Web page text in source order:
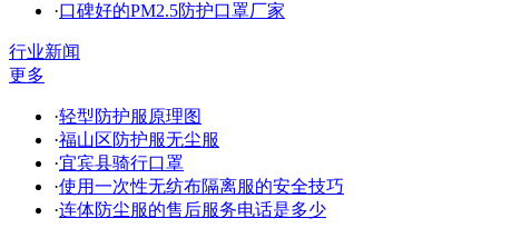
·口碑好的PM2.5防护口罩厂家
行业新闻
更多
·轻型防护服原理图
·福山区防护服无尘服
·宜宾县骑行口罩
·使用一次性无纺布隔离服的安全技巧
·连体防尘服的售后服务电话是多少